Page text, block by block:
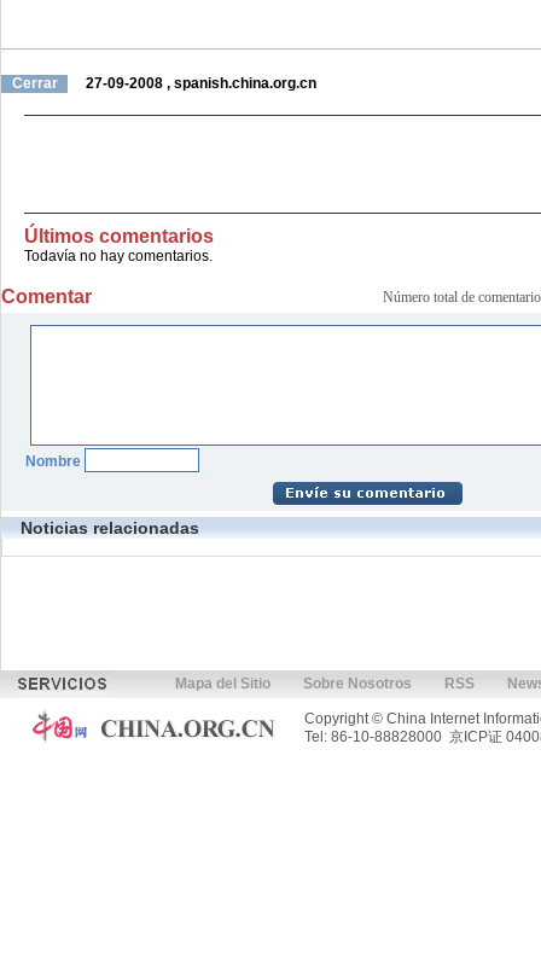
Cerrar 27-09-2008 , spanish.china.org.cn
Últimos comentarios
Todavía no hay comentarios.
Comentar Número total de
Nombre
Noticias relacionadas